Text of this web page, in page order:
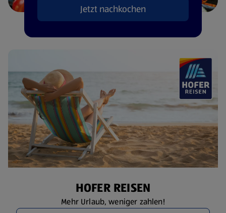
Jetzt nachkochen
HOFER REISEN
Mehr Urlaub, weniger zahlen!